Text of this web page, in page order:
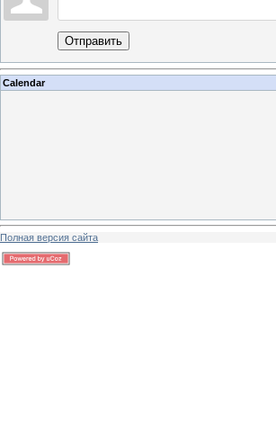
Отправить
Calendar
Полная версия сайта